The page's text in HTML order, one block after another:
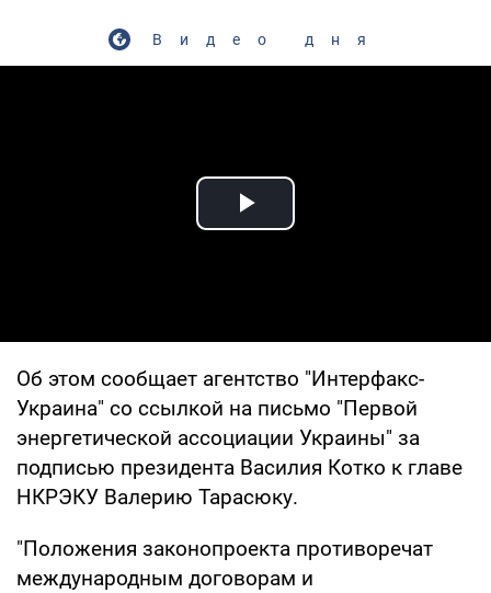
Видео дня
Play Video
Об этом сообщает агентство "Интерфакс-
Украина" со ссылкой на письмо "Первой
энергетической ассоциации Украины" за
подписью президента Василия Котко к главе
НКРЭКУ Валерию Тарасюку.
"Положения законопроекта противоречат
международным договорам и